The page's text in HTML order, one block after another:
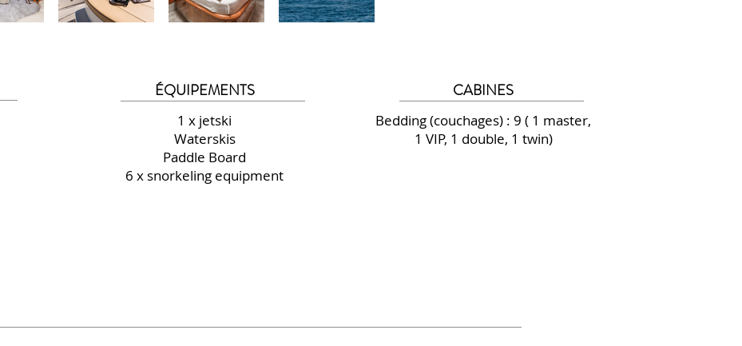
ÉQUIPEMENTS
1 x jetski
Waterskis
Paddle Board
6 x snorkeling equipment
CABINES
Bedding (couchages) : 9 ( 1 master,
1 VIP, 1 double, 1 twin)